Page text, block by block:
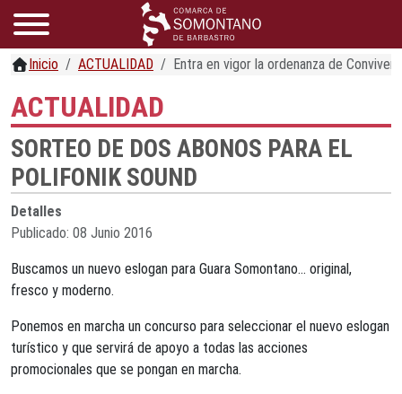
Inicio ACTUALIDAD Entra en vigor la ordenanza de
ACTUALIDAD
SORTEO DE DOS ABONOS PARA EL
POLIFONIK SOUND
Detalles
Publicado: 08 Junio 2016
Buscamos un nuevo eslogan para Guara Somontano... original,
fresco y moderno.
Ponemos en marcha un concurso para seleccionar el nuevo eslogan
turístico y que servirá de apoyo a todas las acciones
promocionales que se pongan en marcha.